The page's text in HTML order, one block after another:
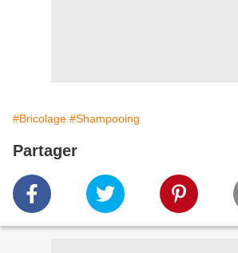
#Bricolage #Shampooing
Partager